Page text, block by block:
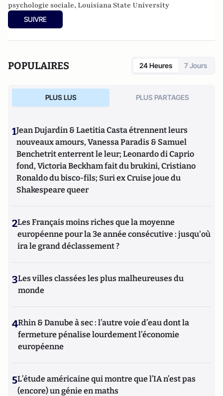
psychologie sociale, Louisiana State University
SUIVRE
POPULAIRES 24 Heures 7 Jours
PLUS LUS PLUS PARTAGES
1Jean Dujardin & Laetitia Casta étrennent leurs
nouveaux amours, Vanessa Paradis & Samuel
Benchetrit enterrent le leur; Leonardo di Caprio
fond, Victoria Beckham fait du brukini, Cristiano
Ronaldo du bisco-fils; Suri ex Cruise joue du
Shakespeare queer
2Les Français moins riches que la moyenne
européenne pour la 3e année consécutive : jusqu'où
ira le grand déclassement ?
3Les villes classées les plus malheureuses du
monde
4Rhin & Danube à sec : l’autre voie d’eau dont la
fermeture pénalise lourdement l’économie
européenne
5L’étude américaine qui montre que l’IA n’est pas
(encore) un génie en maths